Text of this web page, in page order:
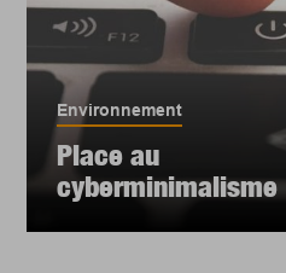
Environnement
Place au
cyberminimalisme